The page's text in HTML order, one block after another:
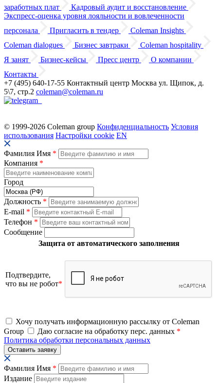
заработных плат
Кадровый аудит и восстановление
Экспресс-оценка уровня лояльности и вовлеченности
персонала
Пригласить в тендер
Coleman Insights
Coleman dialogues
Бизнес завтраки
Coleman hospitality
Я занят
Бизнес-кейсы Пресс центр
О компании
Контакты
+7 (495) 640-17-55 Контактный центр Москва ул. Щипок, д.
5\7, стр.2 coleman@coleman.ru
© 1999-2026 Coleman group Конфиденциальность Условия
использования Настройки cookie EN
Фамилия Имя *
Компания *
Город
Должность *
E-mail *
Телефон *
Сообщение
Защита от автоматического заполнения
Подтвердите,
что вы не робот*
Хочу получать информационную рассылку от Coleman
Group
Даю согласие на обработку перс. данных *
Политика обработки персональных данных
Фамилия Имя *
Издание